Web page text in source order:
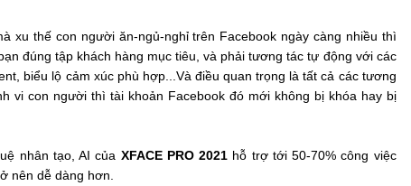
xu thế con người ăn-ngủ-nghỉ trên Facebook ngày càng nhiều thì
đúng tập khách hàng mục tiêu, và phải tương tác tự động với các
biểu lộ cảm xúc phù hợp...Và điều quan trọng là tất cả các tương
vi con người thì tài khoản Facebook đó mới không bị khóa hay bị
nhân tạo, AI của XFACE PRO 2021 hỗ trợ tới 50-70% công việc
nên dễ dàng hơn.